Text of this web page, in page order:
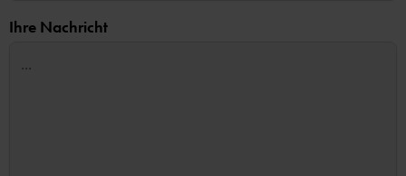
Ihre Nachricht